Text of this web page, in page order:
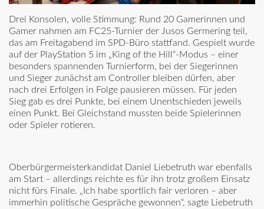
Drei Konsolen, volle Stimmung: Rund 20 Gamerinnen und
Gamer nahmen am FC25-Turnier der Jusos Germering teil,
das am Freitagabend im SPD-Büro stattfand. Gespielt wurde
auf der PlayStation 5 im „King of the Hill“-Modus – einer
besonders spannenden Turnierform, bei der Siegerinnen
und Sieger zunächst am Controller bleiben dürfen, aber
nach drei Erfolgen in Folge pausieren müssen. Für jeden
Sieg gab es drei Punkte, bei einem Unentschieden jeweils
einen Punkt. Bei Gleichstand mussten beide Spielerinnen
oder Spieler rotieren.
Oberbürgermeisterkandidat Daniel Liebetruth war ebenfalls
am Start – allerdings reichte es für ihn trotz großem Einsatz
nicht fürs Finale. „Ich habe sportlich fair verloren – aber
immerhin politische Gespräche gewonnen“, sagte Liebetruth